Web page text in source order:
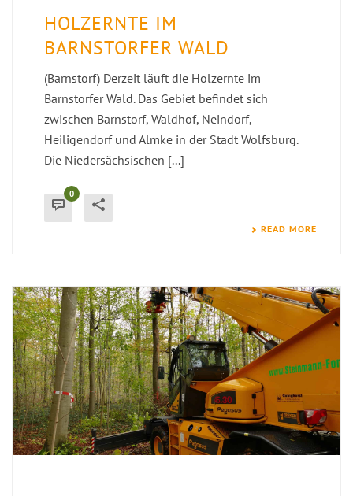
HOLZERNTE IM
BARNSTORFER WALD
(Barnstorf) Derzeit läuft die Holzernte im
Barnstorfer Wald. Das Gebiet befindet sich
zwischen Barnstorf, Waldhof, Neindorf,
Heiligendorf und Almke in der Stadt Wolfsburg.
Die Niedersächsischen [...]
0
READ MORE